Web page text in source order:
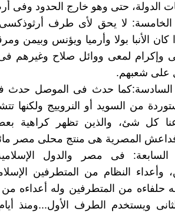
الدولة، حتى وهو خارج الحدود وفى
الخامسة: لا يحق لأى طرف أرثوذكسى
كان الأنبا بولا وأرميا ويؤنس
وإكرام لمعى ووائل صلاح وغيرهم فى
على شعبهم.
السادسة:كما حدث فى الموصل
من السويد أو النروييج ولكنها
كل شئ، والذين تظهر كراهية
المصرية هى منتج محلى مصر
السابعة: فى مصر والدول
وأعداء النظام من المتطرفين
حلفاءه من المتطرفين وله أعداءه من
ويستخدم الطرف الأول...ومنذ